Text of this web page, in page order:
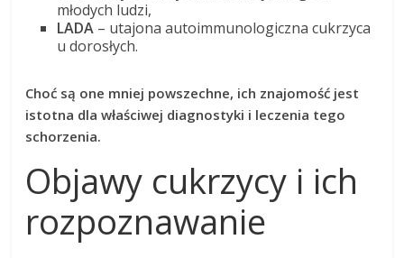
młodych ludzi,
LADA – utajona autoimmunologiczna cukrzyca
u dorosłych.
Choć są one mniej powszechne, ich znajomość jest
istotna dla właściwej diagnostyki i leczenia tego
schorzenia.
Objawy cukrzycy i ich
rozpoznawanie